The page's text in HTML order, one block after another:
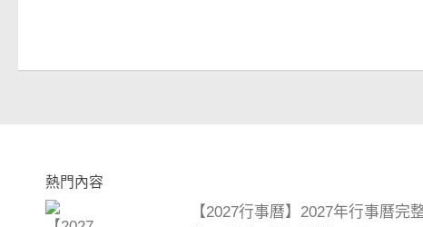
熱門內容
【2027行事曆】2027年行事曆完